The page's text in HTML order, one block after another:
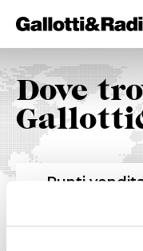
Dove
Punti